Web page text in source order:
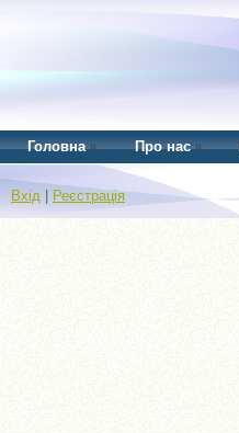
Головна Про нас
Вхід Реєстрація